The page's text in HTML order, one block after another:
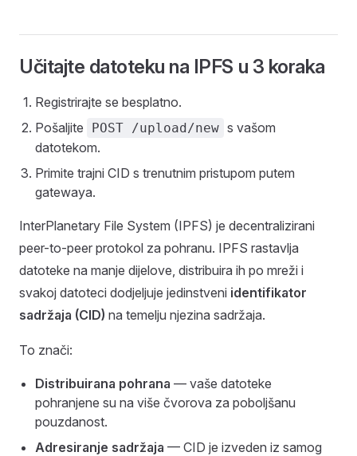
Učitajte datoteku na IPFS u 3 koraka
Registrirajte se besplatno.
Pošaljite
POST /upload/new s vašom
datotekom.
Primite trajni CID s trenutnim pristupom putem
gatewaya.
InterPlanetary File System (IPFS) je decentralizirani
peer-to-peer protokol za pohranu. IPFS rastavlja
datoteke na manje dijelove, distribuira ih po mreži i
svakoj datoteci dodjeljuje jedinstveni identifikator
sadržaja (CID) na temelju njezina sadržaja.
To znači:
Distribuirana pohrana — vaše datoteke
pohranjene su na više čvorova za poboljšanu
pouzdanost.
Adresiranje sadržaja — CID je izveden iz samog